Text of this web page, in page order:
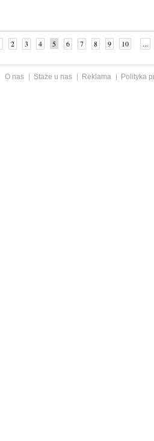
2 3 4 5 6 7 8 9 10 ...
O nas Staże u nas Reklama
Polityka